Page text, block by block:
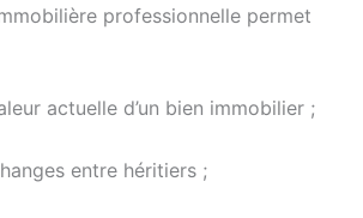
professionnelle permet
actuelle d’un bien immobilier ;
entre héritiers ;